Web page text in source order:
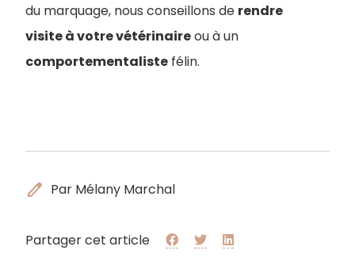
du marquage, nous conseillons de rendre
visite à votre vétérinaireou à un
comportementaliste félin.
edit Par Mélany Marchal
Partager cet article